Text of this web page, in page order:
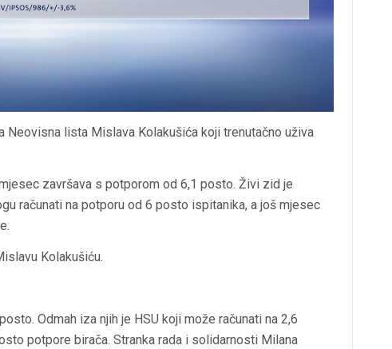
Neovisna lista Mislava Kolakušića koji trenutačno uživa
završava s potporom od 6,1 posto. Živi zid je
računati na potporu od 6 posto ispitanika, a još mjesec
Kolakušiću.
Odmah iza njih je HSU koji može računati na 2,6
potpore birača. Stranka rada i solidarnosti Milana